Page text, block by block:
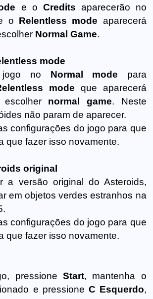
e o Credits aparecerão no
o Relentless mode aparecerá
Normal Game.
mode
jogo no Normal mode para
mode que aparecerá
normal game. Neste
não param de aparecer.
configurações do jogo para que
que fazer isso novamente.
original
a versão original do Asteroids,
em objetos verdes estranhos na
configurações do jogo para que
que fazer isso novamente.
pressione Start, mantenha o
e pressione C Esquerdo,